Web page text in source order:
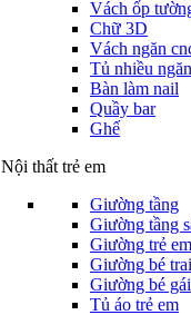
Vách ốp
Chữ 3D
Vách ngăn
Tủ nhiều ngăn
Bàn làm nail
Quầy bar
Ghế
Nội thất trẻ em
Giường tầng
Giường tầng
Giường trẻ em
Giường bé trai
Giường bé gái
Tủ áo trẻ em